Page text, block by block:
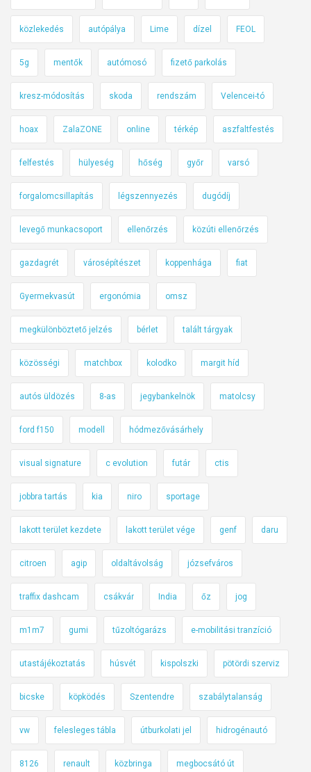
közlekedés autópálya Lime dízel FEOL
5g mentők autómosó fizető parkolás
kresz-módosítás skoda rendszám Velencei-tó
hoax ZalaZONE online térkép aszfaltfestés
felfestés hülyeség hőség győr varsó
forgalomcsillapítás légszennyezés dugódíj
levegő munkacsoport ellenőrzés közúti ellenőrzés
gazdagrét városépítészet koppenhága fiat
Gyermekvasút ergonómia omsz
megkülönböztető jelzés bérlet talált tárgyak
közösségi matchbox kolodko margit híd
autós üldözés 8-as jegybankelnök matolcsy
ford f150 modell hódmezővásárhely
visual signature c evolution futár ctis
jobbra tartás kia niro sportage
lakott terület kezdete lakott terület vége genf daru
citroen agip oldaltávolság józsefváros
traffix dashcam csákvár India őz jog
m1m7 gumi tűzoltógarázs e-mobilitási tranzíció
utastájékoztatás húsvét kispolszki pötördi szerviz
bicske köpködés Szentendre szabálytalanság
vw felesleges tábla útburkolati jel hidrogénautó
8126 renault közbringa megbocsátó út